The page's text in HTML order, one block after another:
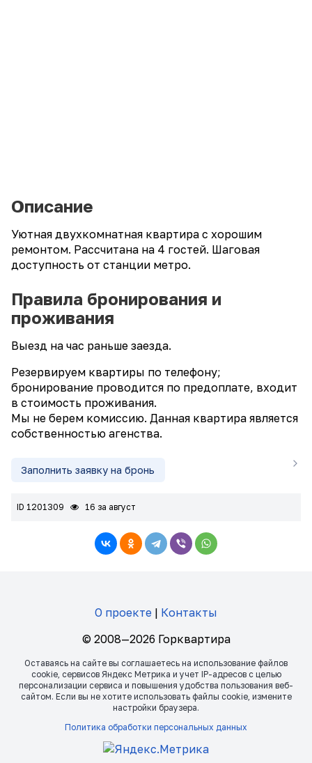
Описание
Уютная двухкомнатная квартира с хорошим
ремонтом. Рассчитана на 4 гостей. Шаговая
доступность от станции метро.
Правила бронирования и
проживания
Выезд на час раньше заезда.
Резервируем квартиры по телефону;
бронирование проводится по предоплате, входит
в стоимость проживания.
Мы не берем комиссию. Данная квартира является
собственностью агенства.
Заполнить заявку на бронь
ID 1201309 16 за август
О проекте | Контакты
© 2008—2026 Горквартира
Оставаясь на сайте вы соглашаетесь на использование файлов
сookie, сервисов Яндекс Метрика и учет IP-адресов с целью
персонализации сервиса и повышения удобства пользования веб-
сайтом. Если вы не хотите использовать файлы сookie, измените
настройки браузера.
Политика обработки персональных данных